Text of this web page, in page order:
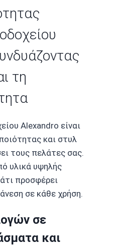
τη
Alexandro είναι
και στυλ
τους πελάτες σας.
υλικά υψηλής
προσφέρει
σε κάθε χρήση.
σε
και